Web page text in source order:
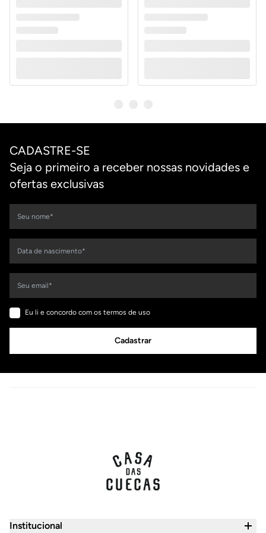
CADASTRE-SE
Seja o primeiro a receber nossas novidades e
ofertas exclusivas
Eu li e concordo com os termos de uso
Cadastrar
Institucional